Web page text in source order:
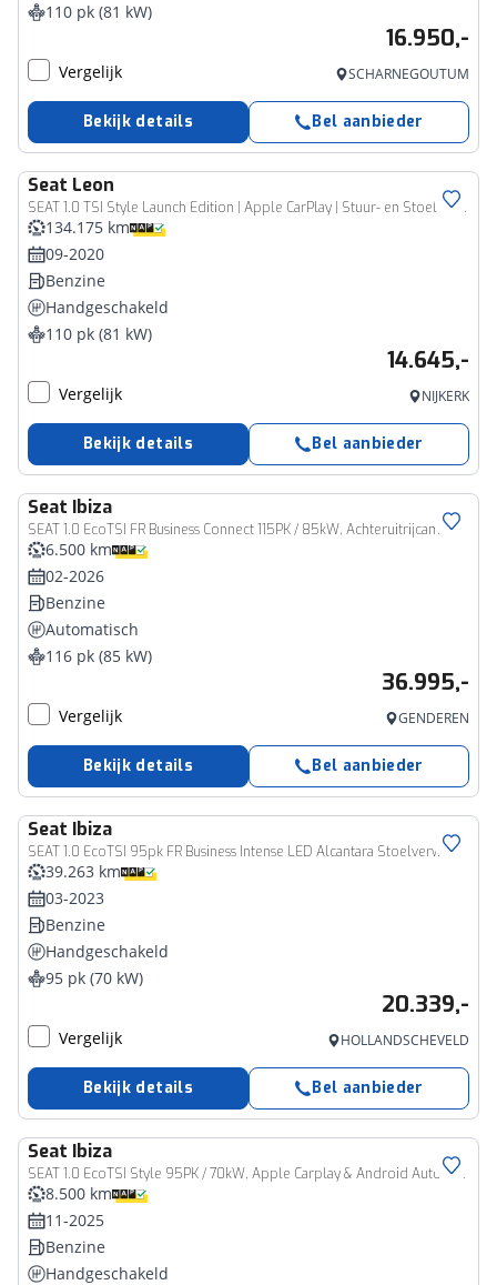
110 pk (81 kW)
16.950,-
Vergelijk SCHARNEGOUTUM
Bekijk details Bel aanbieder
Seat Leon
SEAT 1.0 TSI Style Launch Edition | Apple CarPlay | Stuur- en Stoelverw. | Camera
134.175 km
09-2020
Benzine
Handgeschakeld
110 pk (81 kW)
14.645,-
Vergelijk NIJKERK
Bekijk details Bel aanbieder
Seat Ibiza
SEAT 1.0 EcoTSI FR Business Connect 115PK / 85kW, Achteruitrijcamera, Apple Carplay & Android Auto, verwarmbare voorstoelen, Keyless Entry, dodehoekdetectie, full LED koplampen, navigatie, draadloos telefoon laden, groot digitaal instrumentenpaneel (Virtual Cockpit), parkeersensoren voor + achter, reservewiel 18'', 18'' LMV 'Performance'
6.500 km
02-2026
Benzine
Automatisch
116 pk (85 kW)
36.995,-
Vergelijk GENDEREN
Bekijk details Bel aanbieder
Seat Ibiza
SEAT 1.0 EcoTSI 95pk FR Business Intense LED Alcantara Stoelverwarming Camera Led Virtual Cockpit Navigatie
39.263 km
03-2023
Benzine
Handgeschakeld
95 pk (70 kW)
20.339,-
Vergelijk HOLLANDSCHEVELD
Bekijk details Bel aanbieder
Seat Ibiza
SEAT 1.0 EcoTSI Style 95PK / 70kW, Apple Carplay & Android Auto, LED koplampen, cruise control, airco, volledig digitaal instrumentenpaneel (Virtual Cockpit), verkeerstekenherkenning, parkeersensoren achter, rijstrook behoud assistent, 15'' LMV 'Enjoy'
8.500 km
11-2025
Benzine
Handgeschakeld